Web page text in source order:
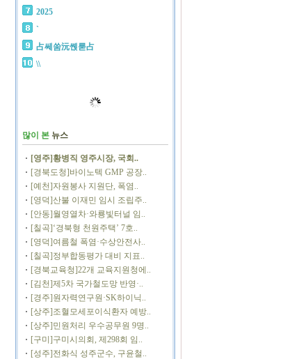
2025
`
占쎄쑴沅쏁룯占
\\
많이 본 뉴스
[영주]황병직 영주시장, 국회..
[경북도청]바이노텍 GMP 공장..
[예천]자원봉사 지원단, 폭염..
[영덕]산불 이재민 임시 조립주..
[안동]월영열차·와룡빛터널 임..
[칠곡]‘경북형 천원주택’ 7호..
[영덕]여름철 폭염·수상안전사..
[칠곡]정부합동평가 대비 지표..
[경북교육청]22개 교육지원청에..
[김천]제5차 국가철도망 반영·..
[경주]원자력연구원·SK하이닉..
[상주]조혈모세포이식환자 예방..
[상주]민원처리 우수공무원 9명..
[구미]구미시의회, 제298회 임..
[성주]전화식 성주군수, 구윤철..